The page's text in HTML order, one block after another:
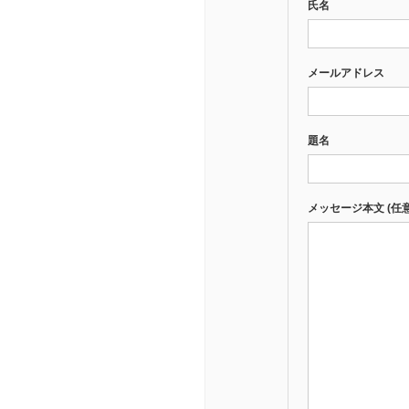
氏名
メールアドレス
題名
メッセージ本文 (任